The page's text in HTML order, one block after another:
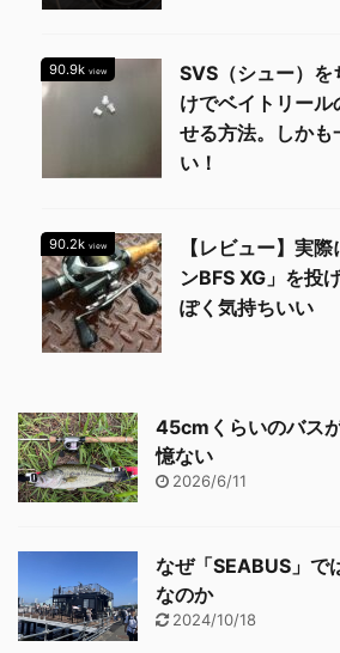
90.9k view
SVS（シュー）
けでベイトリール
せる方法。しか
い！
90.2k view
【レビュー】実
ンBFS XG」を投
ぽく気持ちいい
45cmくらいのバス
憶ない
2026/6/11
なぜ「SEABUS」で
なのか
2024/10/18